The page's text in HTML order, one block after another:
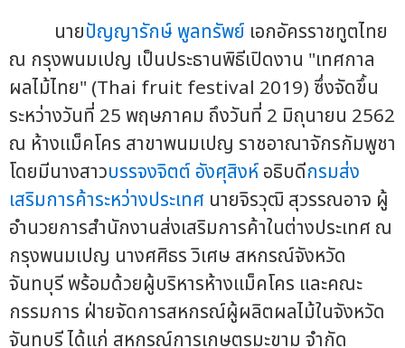
นายปัญญารักษ์ พูลทรัพย์ เอกอัครราชทูตไทย
ณ กรุงพนมเปญ เป็นประธานพิธีเปิดงาน "เทศกาล
ผลไม้ไทย" (Thai fruit festival 2019) ซึ่งจัดขึ้น
ระหว่างวันที่ 25 พฤษภาคม ถึงวันที่ 2 มิถุนายน 2562
ณ ห้างแม็คโคร สาขาพนมเปญ ราชอาณาจักรกัมพูชา
โดยมีนางสาวบรรจงจิตต์ อังศุสิงห์อธิบดีกรมส่ง
เสริมการค้าระหว่างประเทศ นายจิรวุฒิ สุวรรณอาจ ผู้
อำนวยการสำนักงานส่งเสริมการค้าในต่างประเทศ ณ
กรุงพนมเปญ นางศศิธร วิเศษ สหกรณ์จังหวัด
จันทบุรี พร้อมด้วยผู้บริหารห้างแม็คโคร และคณะ
กรรมการ ฝ่ายจัดการสหกรณ์ผู้ผลิตผลไม้ในจังหวัด
จันทบุรี ได้แก่ สหกรณ์การเกษตรมะขาม จำกัด